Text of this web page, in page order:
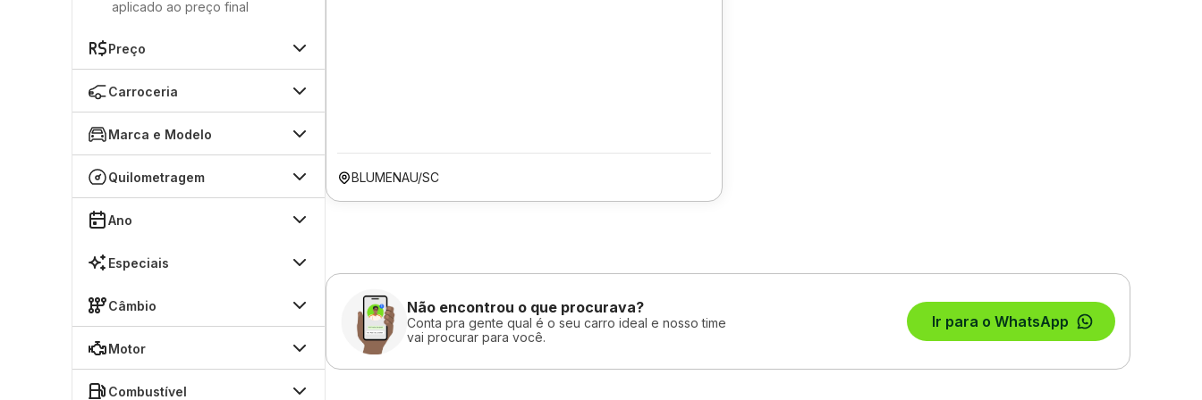
aplicado ao preço final
Preço
Carroceria
Marca e Modelo
Quilometragem
Ano
Especiais
Câmbio
Motor
Combustível
BLUMENAU/SC
Não encontrou o que procurava?
Conta pra gente qual é o seu carro ideal e nosso time
vai procurar para você.
Ir para o WhatsApp